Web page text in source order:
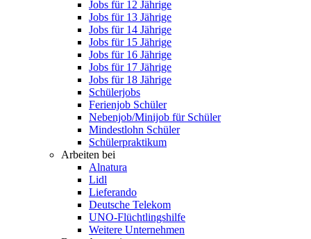
Jobs für 12 Jährige
Jobs für 13 Jährige
Jobs für 14 Jährige
Jobs für 15 Jährige
Jobs für 16 Jährige
Jobs für 17 Jährige
Jobs für 18 Jährige
Schülerjobs
Ferienjob Schüler
Nebenjob/Minijob für Schüler
Mindestlohn Schüler
Schülerpraktikum
Arbeiten bei
Alnatura
Lidl
Lieferando
Deutsche Telekom
UNO-Flüchtlingshilfe
Weitere Unternehmen